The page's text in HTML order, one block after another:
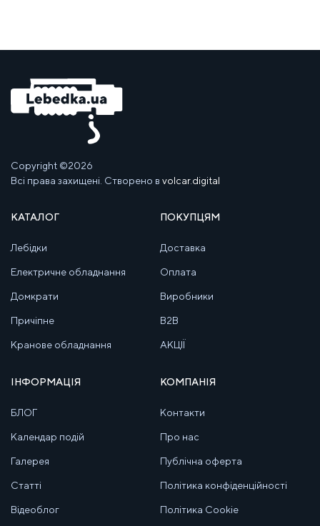
Copyright ©2026
Всі права захищені. Створено в volcar.digital
КАТАЛОГ
Лебідки
Електричне обладнання
Домкрати
Причіпне
Кранове обладнання
ПОКУПЦЯМ
Доставка
Оплата
Виробники
B2B
АКЦІЇ
ІНФОРМАЦІЯ
БЛОГ
Календар подій
Галерея
Статті
Відеоблог
КОМПАНІЯ
Контакти
Про нас
Публічна оферта
Політика конфіденційності
Політика Cookie